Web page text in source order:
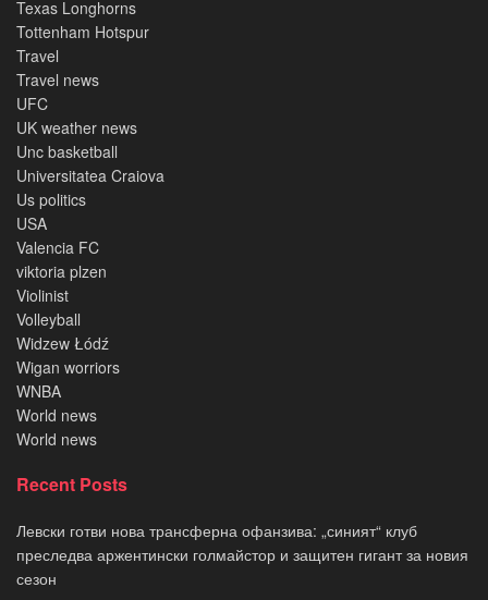
Texas Longhorns
Tottenham Hotspur
Travel
Travel news
UFC
UK weather news
Unc basketball
Universitatea Craiova
Us politics
USA
Valencia FC
viktoria plzen
Violinist
Volleyball
Widzew Łódź
Wigan worriors
WNBA
World news
World news
Recent Posts
Левски готви нова трансферна офанзива: „синият“ клуб
преследва аржентински голмайстор и защитен гигант за новия
сезон